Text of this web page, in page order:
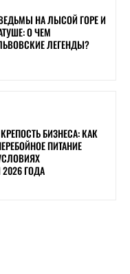
НА ЛЫСОЙ ГОРЕ И
О ЧЕМ
ЛЕГЕНДЫ?
БИЗНЕСА: КАК
ПИТАНИЕ
ГОДА